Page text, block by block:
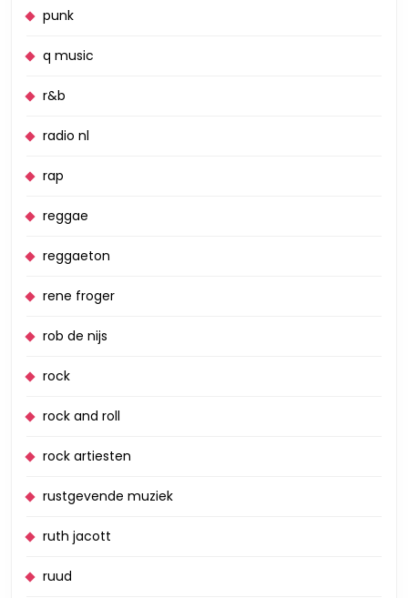
punk
q music
r&b
radio nl
rap
reggae
reggaeton
rene froger
rob de nijs
rock
rock and roll
rock artiesten
rustgevende muziek
ruth jacott
ruud